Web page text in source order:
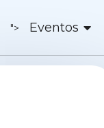
"> Eventos